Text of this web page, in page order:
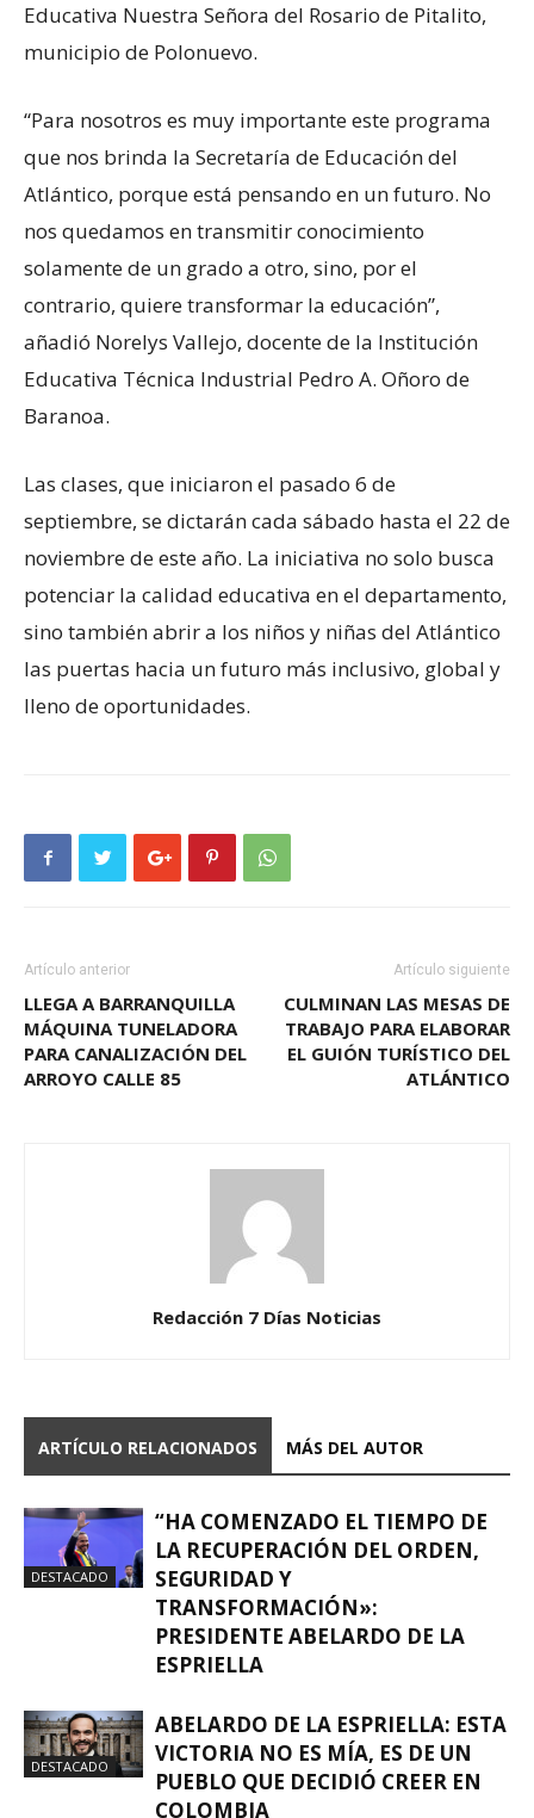
Educativa Nuestra Señora del Rosario de Pitalito,
municipio de Polonuevo.
“Para nosotros es muy importante este programa
que nos brinda la Secretaría de Educación del
Atlántico, porque está pensando en un futuro. No
nos quedamos en transmitir conocimiento
solamente de un grado a otro, sino, por el
contrario, quiere transformar la educación”,
añadió Norelys Vallejo, docente de la Institución
Educativa Técnica Industrial Pedro A. Oñoro de
Baranoa.
Las clases, que iniciaron el pasado 6 de
septiembre, se dictarán cada sábado hasta el 22 de
noviembre de este año. La iniciativa no solo busca
potenciar la calidad educativa en el departamento,
sino también abrir a los niños y niñas del Atlántico
las puertas hacia un futuro más inclusivo, global y
lleno de oportunidades.
Artículo anterior
LLEGA A BARRANQUILLA
MÁQUINA TUNELADORA
PARA CANALIZACIÓN DEL
ARROYO CALLE 85
Artículo siguiente
CULMINAN LAS MESAS DE
TRABAJO PARA ELABORAR
EL GUIÓN TURÍSTICO DEL
ATLÁNTICO
Redacción 7 Días Noticias
ARTÍCULO RELACIONADOS MÁS DEL AUTOR
DESTACADO
“HA COMENZADO EL TIEMPO DE
LA RECUPERACIÓN DEL ORDEN,
SEGURIDAD Y
TRANSFORMACIÓN»:
PRESIDENTE ABELARDO DE LA
ESPRIELLA
DESTACADO
ABELARDO DE LA ESPRIELLA: ESTA
VICTORIA NO ES MÍA, ES DE UN
PUEBLO QUE DECIDIÓ CREER EN
COLOMBIA